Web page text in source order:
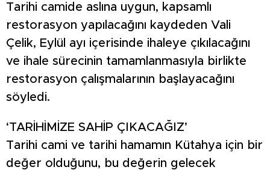
Tarihi camide aslına uygun, kapsamlı
restorasyon yapılacağını kaydeden Vali
Çelik, Eylül ayı içerisinde ihaleye çıkılacağını
ve ihale sürecinin tamamlanmasıyla birlikte
restorasyon çalışmalarının başlayacağını
söyledi.
‘TARİHİMİZE SAHİP ÇIKACAĞIZ’
Tarihi cami ve tarihi hamamın Kütahya için bir
değer olduğunu, bu değerin gelecek